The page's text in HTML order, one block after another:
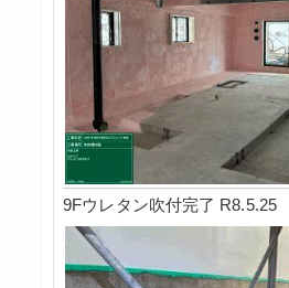
9Fウレタン吹付完了 R8.5.25